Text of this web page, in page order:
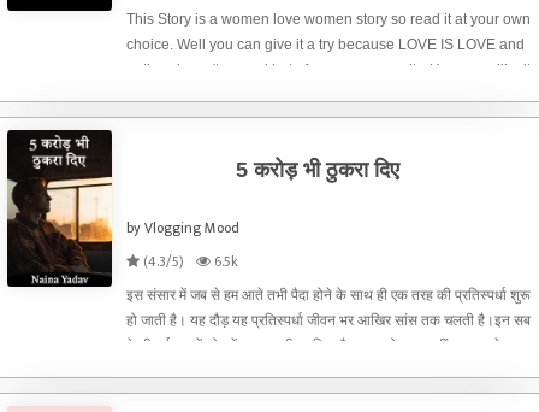
This Story is a women love women story so read it at your own
choice. Well you can give it a try because LOVE IS LOVE and
author doesn't spread hate for any community. Hope you like it
5 करोड़ भी ठुकरा दिए
by Vlogging Mood
(4.3/5)
6.5k
इस संसार में जब से हम आते तभी पैदा होने के साथ ही एक तरह की प्रतिस्पर्धा शुरू
हो जाती है। यह दौड़ यह प्रतिस्पर्धा जीवन भर आखिर सांस तक चलती है।इन सब
के बीच ईश्वर नें जो हमें बहुमूल्य जीवन दिया है उसका मोल हम नहीं समझ पाते।